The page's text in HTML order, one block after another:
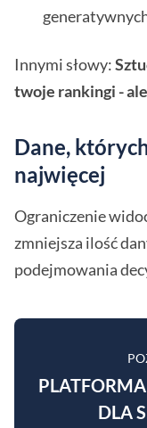
Innymi słowy:
twoje rankingi -
Dane,
najwięcej
Ograniczenie
zmniejsza ilość
podejmowania
DLA